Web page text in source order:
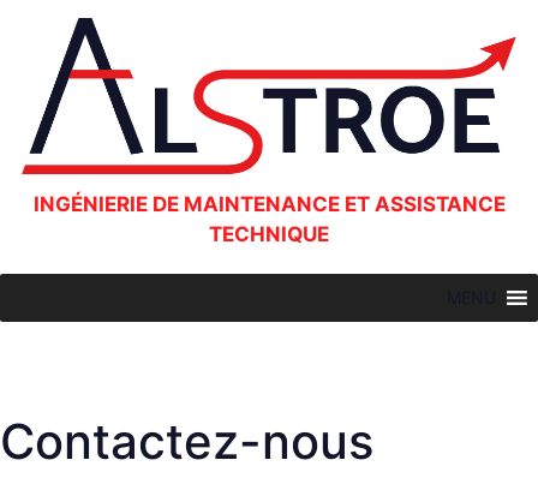
INGÉNIERIE DE MAINTENANCE ET ASSISTANCE
TECHNIQUE
Contactez-nous